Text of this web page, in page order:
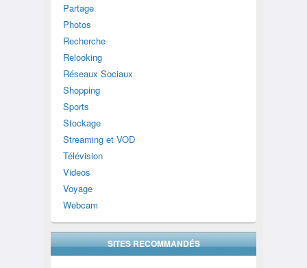
Partage
Photos
Recherche
Relooking
Réseaux Sociaux
Shopping
Sports
Stockage
Streaming et VOD
Télévision
Videos
Voyage
Webcam
SITES RECOMMANDÉS